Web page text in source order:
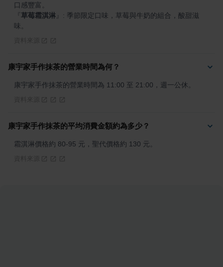
草莓霜淇淋
: 季節限定口味，草莓與牛奶的組合，酸甜滋
味。
康宇家手作抹茶的營業時間為何？
康宇家手作抹茶的營業時間為 11:00 至 21:00，週一公休。
康宇家手作抹茶的平均消費金額約為多少？
霜淇淋價格約 80-95 元，聖代價格約 130 元。